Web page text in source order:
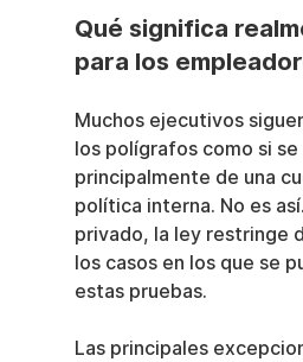
Qué significa
para los
Muchos ejecutivos
los polígrafos como si
principalmente de una
política interna. No es
privado, la ley restringe
los casos en los que se
estas pruebas.
Las principales